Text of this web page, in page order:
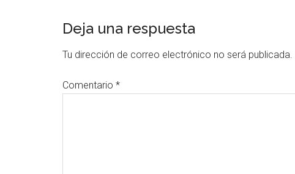
Interacciones
con
lectores
Deja una respuesta
Tu dirección de correo electrónico no será publicada.
Comentario *